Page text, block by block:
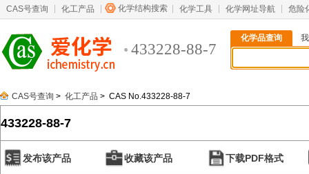
CAS号查询 化工产品 化学结构搜索 化学工具 化学网址导航 危险
433228-88-7
化学品查询
CAS号查询 > 化工产品 > CAS No.433228-88-7
433228-88-7
发布该产品 收藏该产品 下载PDF格式